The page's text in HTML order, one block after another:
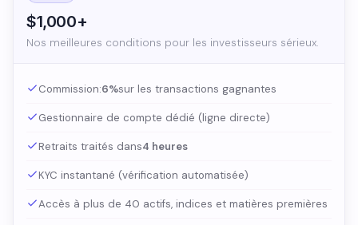
$1,000+
Nos meilleures conditions pour les investisseurs sérieux.
Commission:6%sur les transactions gagnantes
Gestionnaire de compte dédié (ligne directe)
Retraits traités dans4 heures
KYC instantané (vérification automatisée)
Accès à plus de 40 actifs, indices et matières premières